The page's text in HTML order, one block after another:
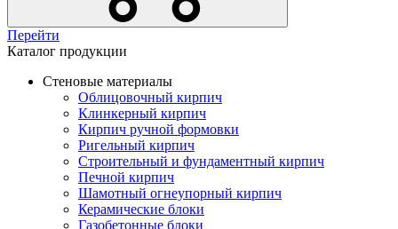
Перейти
Каталог продукции
Стеновые материалы
Облицовочный кирпич
Клинкерный кирпич
Кирпич ручной формовки
Ригельный кирпич
Строительный и фундаментный кирпич
Печной кирпич
Шамотный огнеупорный кирпич
Керамические блоки
Газобетонные блоки